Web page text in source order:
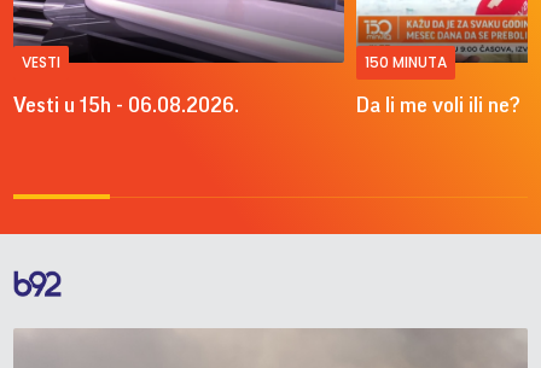
VESTI
Vesti u 15h - 06.08.2026.
150 MINUTA
Da li me voli ili ne?